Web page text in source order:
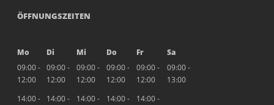
ÖFFNUNGSZEITEN
Mo Di Mi Do Fr
Sa
09:00 -
12:00
09:00 -
12:00
09:00 -
12:00
09:00 -
12:00
09:00 -
12:00
09:00 -
13:00
14:00 -
14:00 -
14:00 -
14:00 -
14:00 -